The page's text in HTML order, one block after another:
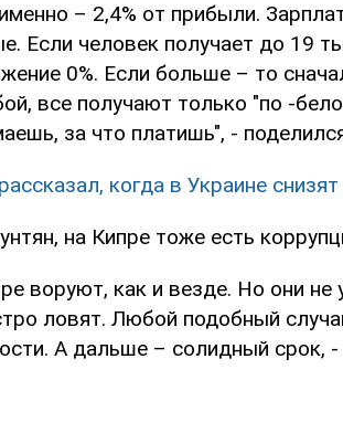
– 2,4% от прибыли.
Если человек получает до 19
0%. Если больше – то
все получают только "по -
за что платишь", -
когда в Украине снизят
на Кипре тоже есть
воруют, как и везде. Но они не
ловят. Любой подобный
А дальше – солидный срок,